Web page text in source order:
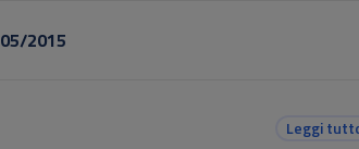
05/2015
Leggi